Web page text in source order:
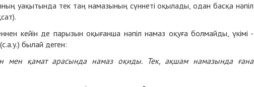
уақытында тек таң намазының сүннеті оқылады, одан басқа нәпіл
кейін де парызын оқығанша нәпіл намаз оқуға болмайды, үкімі -
былай деген:
мен қамат арасында намаз оқиды. Тек, ақшам намазында ғана